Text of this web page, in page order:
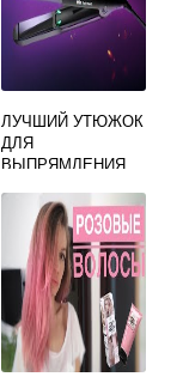
ЛУЧШИЙ УТЮЖОК
ДЛЯ
ВЫПРЯМЛЕНИЯ